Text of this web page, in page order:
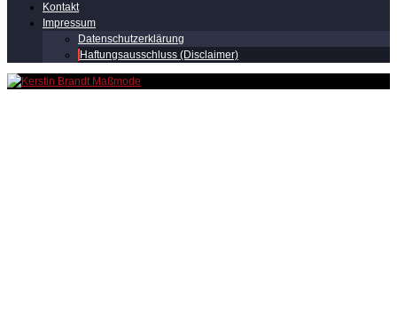
Kontakt
Impressum
Datenschutzerklärung
Haftungsausschluss (Disclaimer)